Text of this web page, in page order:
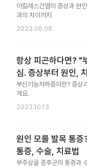
아킬레스건염의 증상과 원
과의 차이까지
2023.06.08
항상 피곤하다면? "
심. 증상부터 원인,
부신기능저하증이란? 증상
게요.
2023.10.13
원인 모를 발목 통
통증, 수술, 치료법
부주상골 증후군의 통증과